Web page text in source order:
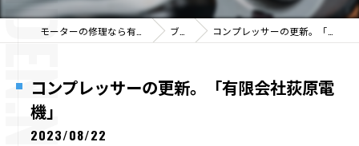
ブログ コンプレッサーの更新。「有限会社荻原電機」
コンプレッサーの更新。「有限会社荻原電
機」
2023/08/22